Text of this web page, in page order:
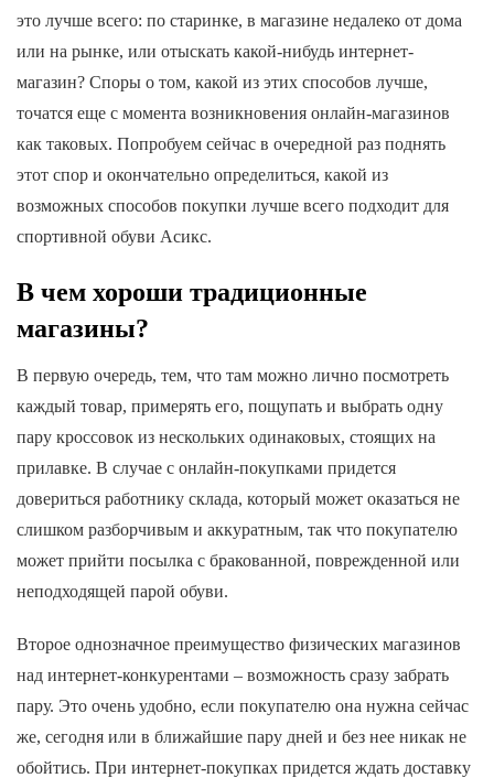
это лучше всего: по старинке, в магазине недалеко от дома
или на рынке, или отыскать какой-нибудь интернет-
магазин? Споры о том, какой из этих способов лучше,
точатся еще с момента возникновения онлайн-магазинов
как таковых. Попробуем сейчас в очередной раз поднять
этот спор и окончательно определиться, какой из
возможных способов покупки лучше всего подходит для
спортивной обуви Асикс.
В чем хороши традиционные
магазины?
В первую очередь, тем, что там можно лично посмотреть
каждый товар, примерять его, пощупать и выбрать одну
пару кроссовок из нескольких одинаковых, стоящих на
прилавке. В случае с онлайн-покупками придется
довериться работнику склада, который может оказаться не
слишком разборчивым и аккуратным, так что покупателю
может прийти посылка с бракованной, поврежденной или
неподходящей парой обуви.
Второе однозначное преимущество физических магазинов
над интернет-конкурентами – возможность сразу забрать
пару. Это очень удобно, если покупателю она нужна сейчас
же, сегодня или в ближайшие пару дней и без нее никак не
обойтись. При интернет-покупках придется ждать доставку